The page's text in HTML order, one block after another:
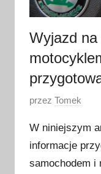
Wyjazd
O
u
b
l
przez Tomek
W niniejszym
informacje
samochodem i